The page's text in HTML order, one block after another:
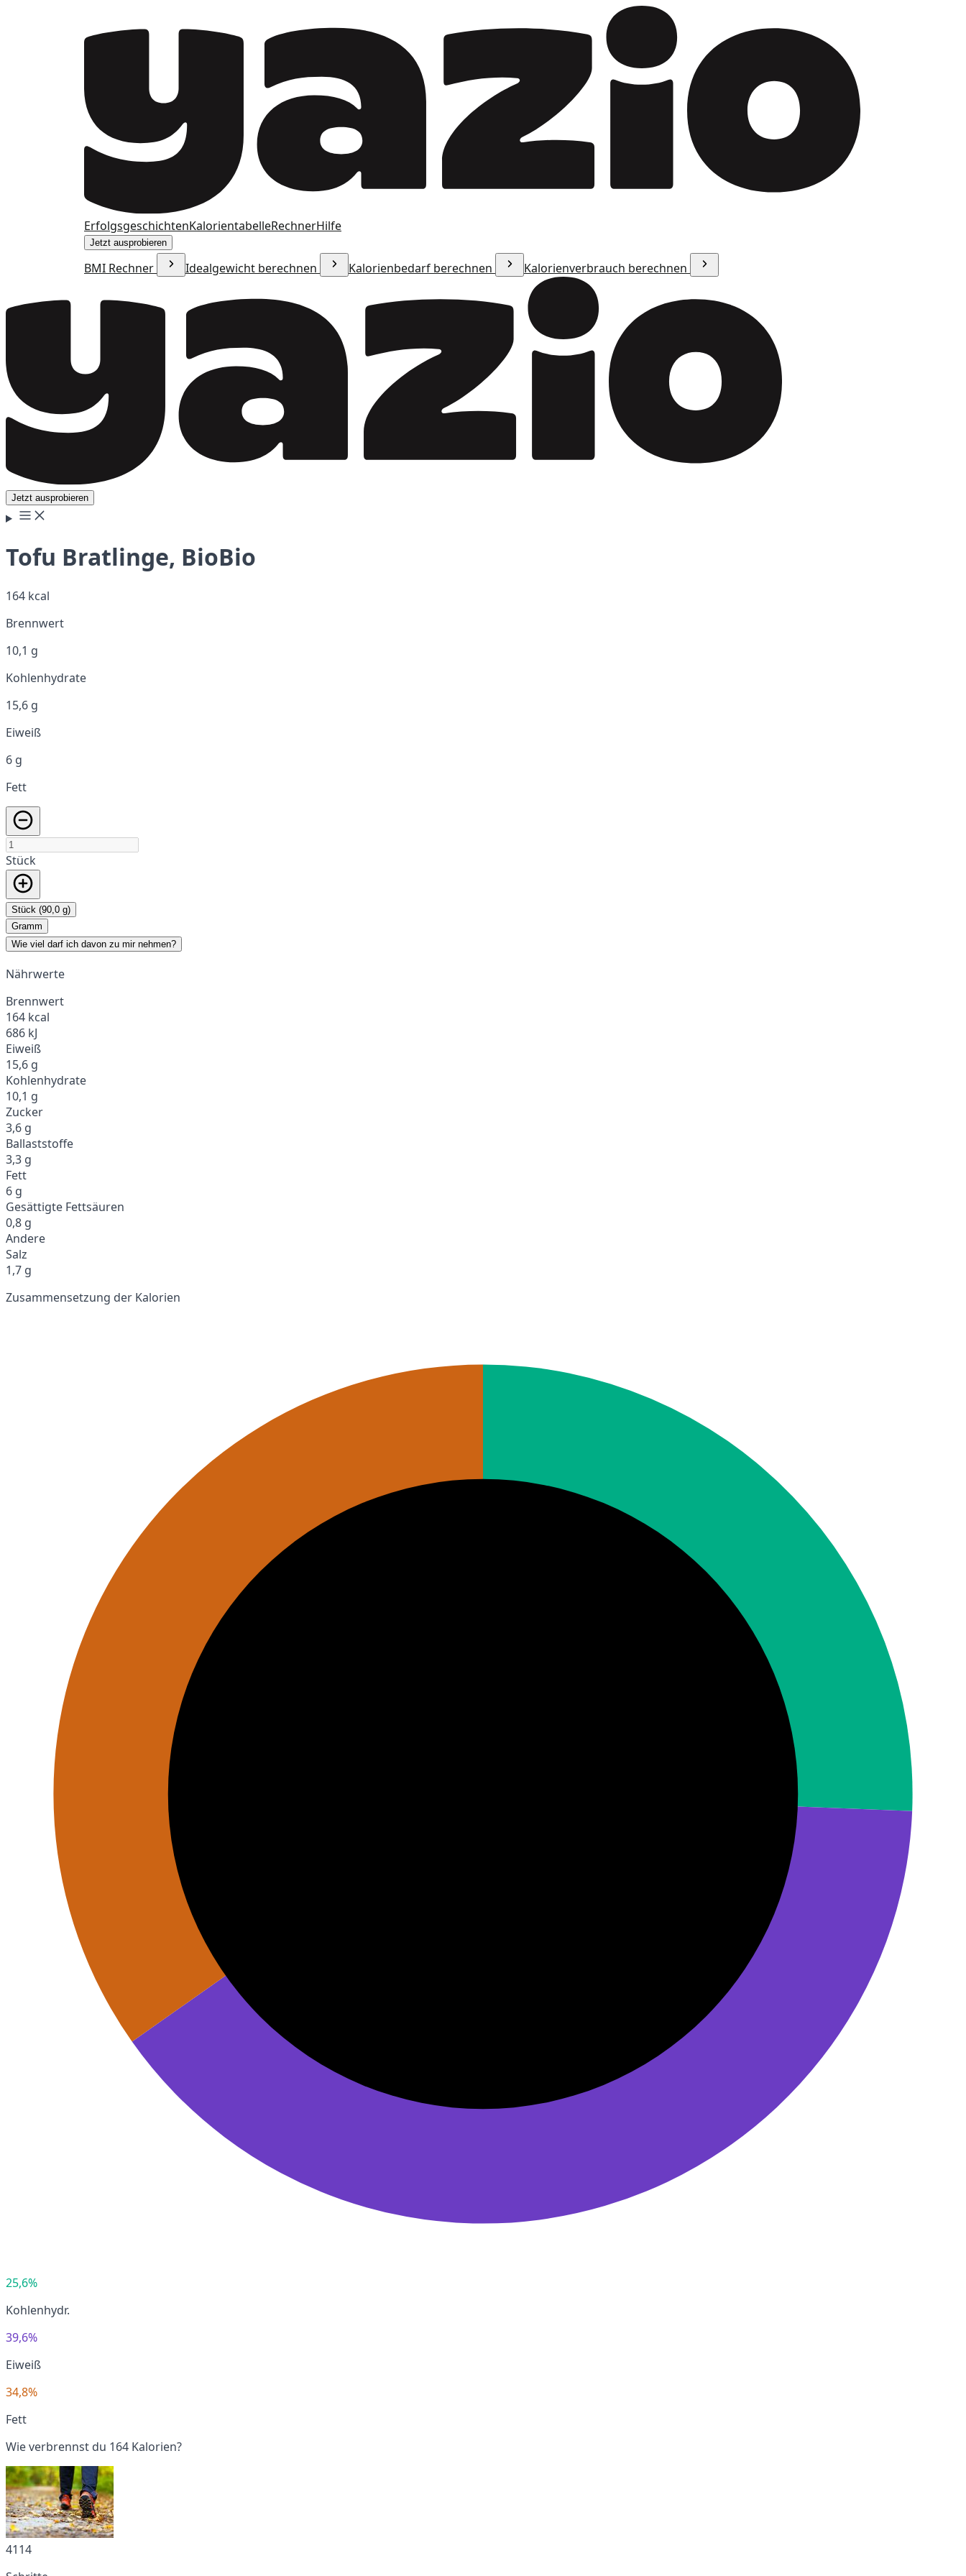
ErfolgsgeschichtenKalorientabelleRechnerHilfe
Jetzt ausprobieren
BMI Rechner Idealgewicht berechnen Kalorienbedarf berechnen Kalorienverbrauch berechnen
Jetzt ausprobieren
Tofu Bratlinge, BioBio
164 kcal
Brennwert
10,1 g
Kohlenhydrate
15,6 g
Eiweiß
6 g
Fett
Stück
Stück (90,0 g)
Gramm
Wie viel darf ich davon zu mir nehmen?
Nährwerte
Brennwert
164 kcal
686 kJ
Eiweiß
15,6 g
Kohlenhydrate
10,1 g
Zucker
3,6 g
Ballaststoffe
3,3 g
Fett
6 g
Gesättigte Fettsäuren
0,8 g
Andere
Salz
1,7 g
Zusammensetzung der Kalorien
25,6%
Kohlenhydr.
39,6%
Eiweiß
34,8%
Fett
Wie verbrennst du 164 Kalorien?
4114